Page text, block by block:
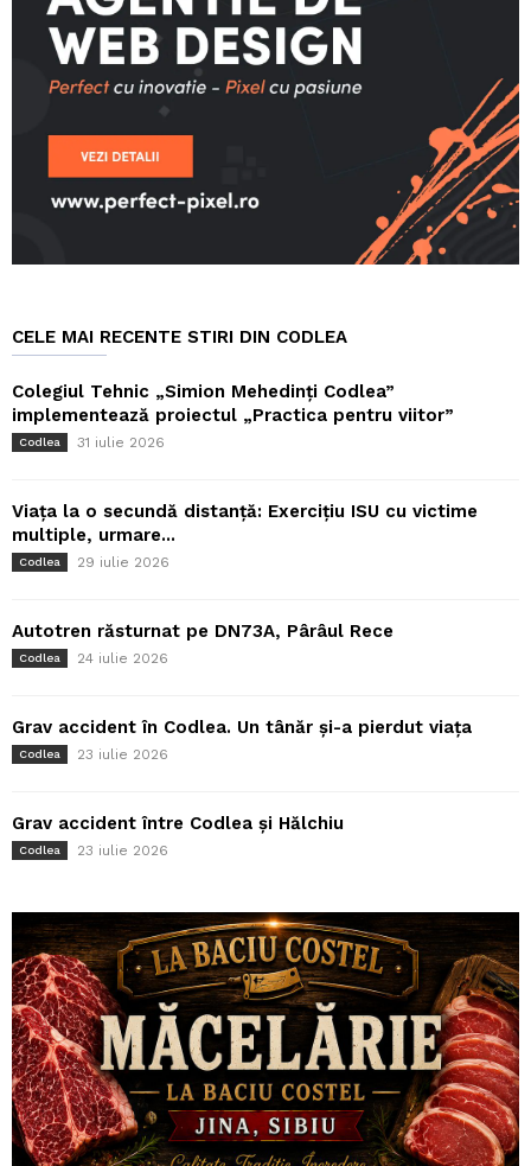
CELE MAI RECENTE STIRI DIN CODLEA
Colegiul Tehnic „Simion Mehedinți Codlea”
implementează proiectul „Practica pentru viitor”
Codlea 31 iulie 2026
Viața la o secundă distanță: Exercițiu ISU cu victime
multiple, urmare...
Codlea 29 iulie 2026
Autotren răsturnat pe DN73A, Pârâul Rece
Codlea 24 iulie 2026
Grav accident în Codlea. Un tânăr și-a pierdut viața
Codlea 23 iulie 2026
Grav accident între Codlea și Hălchiu
Codlea 23 iulie 2026